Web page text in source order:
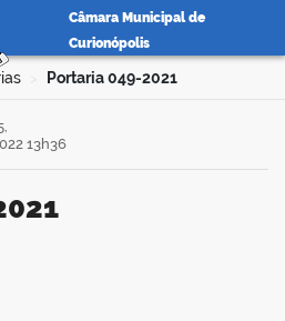
Câmara Municipal de
Curionópolis
Portaria 049-2021
13h36